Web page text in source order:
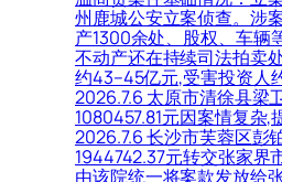
州鹿城公安立案侦查。涉
产1300余处、股权、车辆
不动产还在持续司法拍卖
约43–45亿元,受害投资人
2026.7.6 太原市清徐县梁
1080457.81元因案情复杂,
2026.7.6 长沙市芙蓉区彭
1944742.37元转交张家界
由该院统一将案款发放给